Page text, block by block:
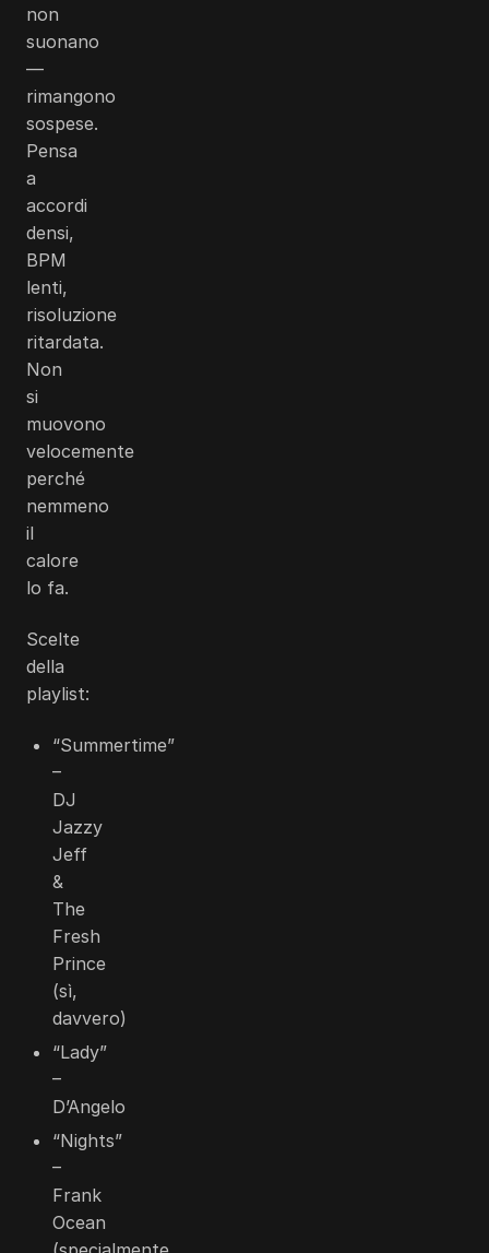
non
suonano
—
rimangono
sospese.
Pensa
a
accordi
densi,
BPM
lenti,
risoluzione
ritardata.
Non
si
muovono
velocemente
perché
nemmeno
il
calore
lo fa.
Scelte
della
playlist:
“Summertime”
–
DJ
Jazzy
Jeff
&
The
Fresh
Prince
(sì,
davvero)
“Lady”
–
D’Angelo
“Nights”
–
Frank
Ocean